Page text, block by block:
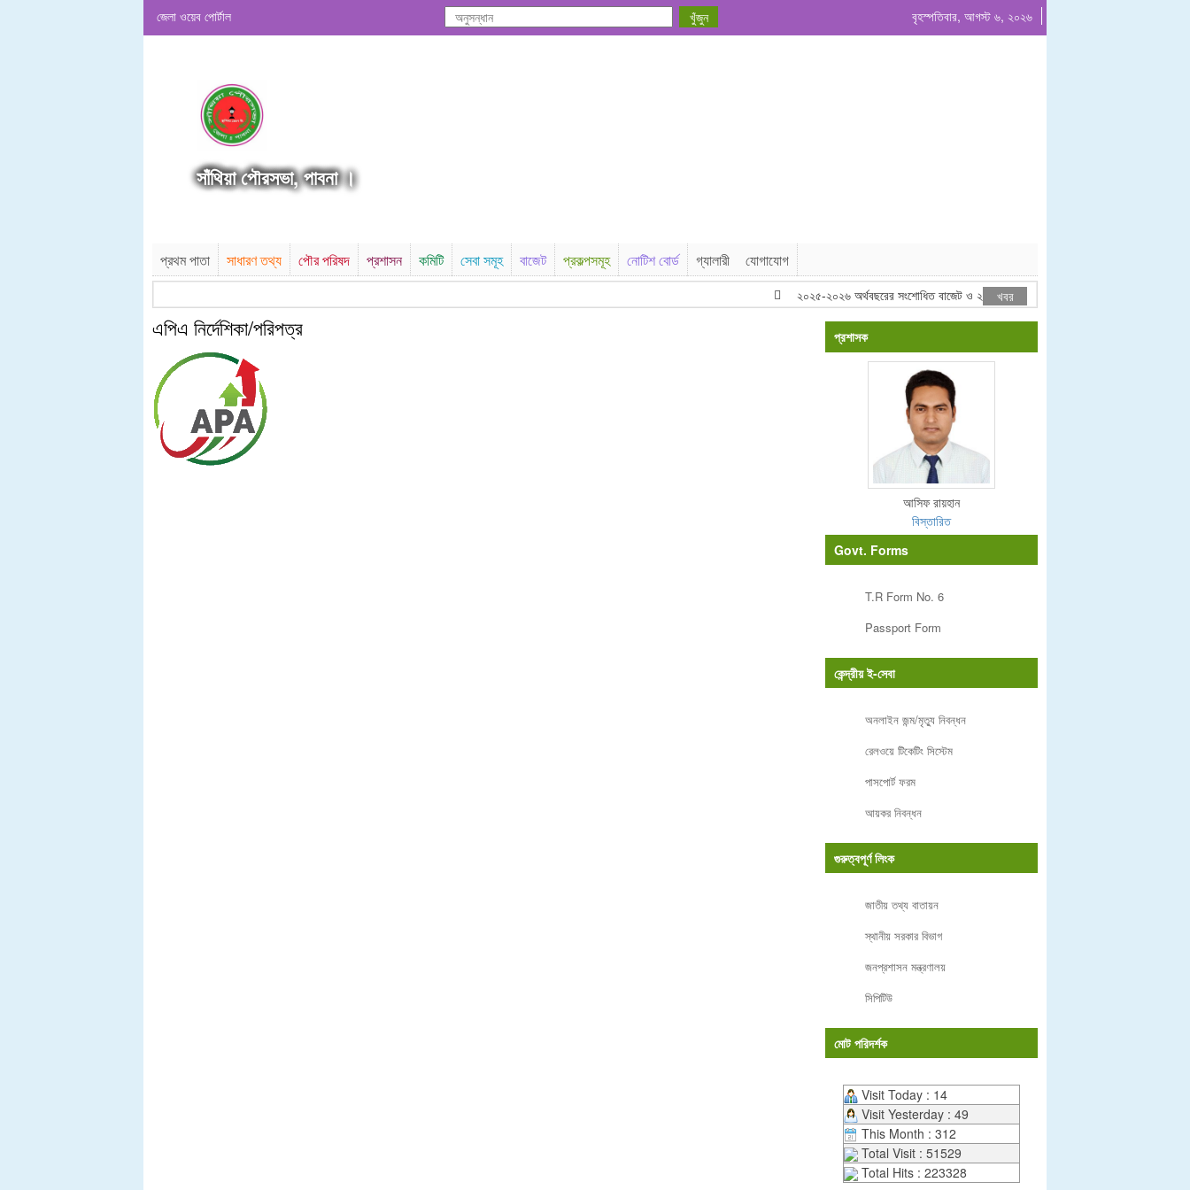
জেলা ওয়েব পোর্টাল বৃহস্পতিবার, আগস্ট ৬, ২০২৬
সাঁথিয়া পৌরসভা, পাবনা ।
প্রথম পাতা সাধারণ তথ্য পৌর পরিষদ প্রশাসন কমিটি সেবা সমূহ বাজেট প্রকল্পসমূহ নোটিশ বোর্ড গ্যালারী যোগাযোগ
২০২৫-২০২৬ অর্থবছরের সংশোধিত বাজেট ও ২০২৬-২০২৭ অর্থবছরের প্রস্তাবিত বাজেট ঘোষনা
খবর
এপিএ নির্দেশিকা/পরিপত্র প্রশাসক
আসিফ রায়হান
বিস্তারিত
Govt. Forms
T.R Form No. 6
Passport Form
কেন্দ্রীয় ই-সেবা
অনলাইন জন্ম/মৃত্যু নিবন্ধন
রেলওয়ে টিকেটিং সিস্টেম
পাসপোর্ট ফরম
আয়কর নিবন্ধন
গুরুত্বপূর্ণ লিংক
জাতীয় তথ্য বাতায়ন
স্থানীয় সরকার বিভাগ
জনপ্রশাসন মন্ত্রণালয়
সিপিটিউ
মোট পরিদর্শক
Visit Today : 14
Visit Yesterday : 49
This Month : 312
Total Visit : 51529
Total Hits : 223328